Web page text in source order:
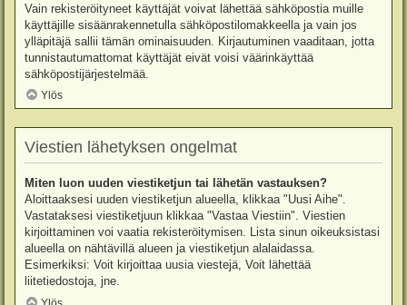
Vain rekisteröityneet käyttäjät voivat lähettää sähköpostia muille
käyttäjille sisäänrakennetulla sähköpostilomakkeella ja vain jos
ylläpitäjä sallii tämän ominaisuuden. Kirjautuminen vaaditaan, jotta
tunnistautumattomat käyttäjät eivät voisi väärinkäyttää
sähköpostijärjestelmää.
Ylös
Viestien lähetyksen ongelmat
Miten luon uuden viestiketjun tai lähetän vastauksen?
Aloittaaksesi uuden viestiketjun alueella, klikkaa "Uusi Aihe".
Vastataksesi viestiketjuun klikkaa "Vastaa Viestiin". Viestien
kirjoittaminen voi vaatia rekisteröitymisen. Lista sinun oikeuksistasi
alueella on nähtävillä alueen ja viestiketjun alalaidassa.
Esimerkiksi: Voit kirjoittaa uusia viestejä, Voit lähettää
liitetiedostoja, jne.